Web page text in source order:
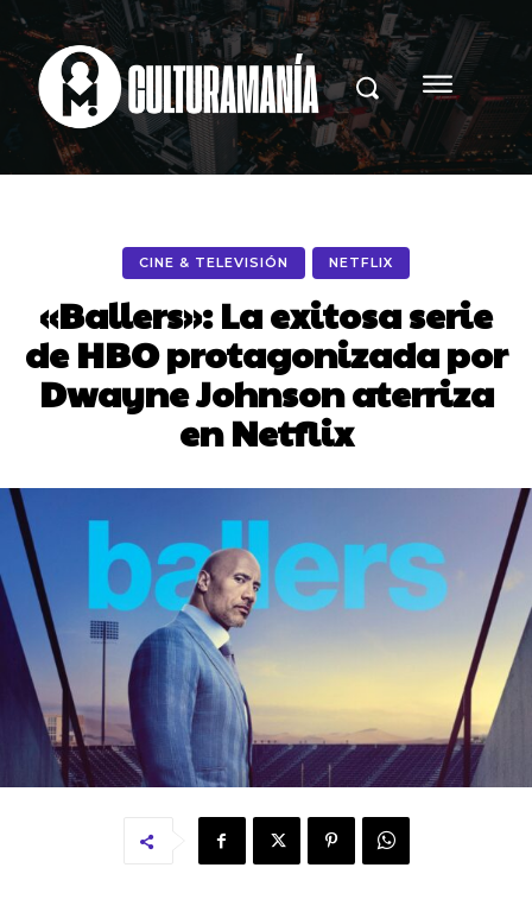
CINE & TELEVISIÓN NETFLIX
«Ballers»: La exitosa serie
de HBO protagonizada por
Dwayne Johnson aterriza
en Netflix